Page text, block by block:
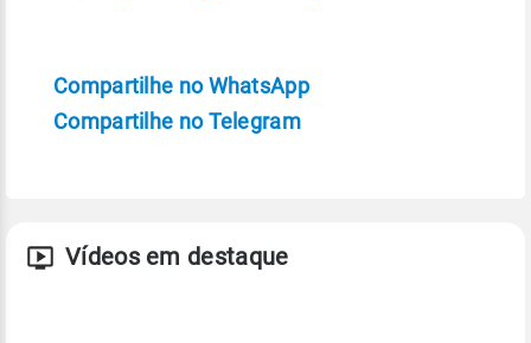
Compartilhe no WhatsApp
Compartilhe no Telegram
Vídeos em destaque